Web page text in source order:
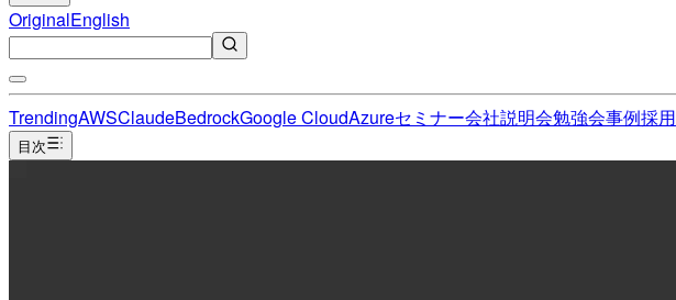
OriginalEnglish
TrendingAWSClaudeBedrockGoogle CloudAzureセミナー会社説明会勉強会事例採用
目次